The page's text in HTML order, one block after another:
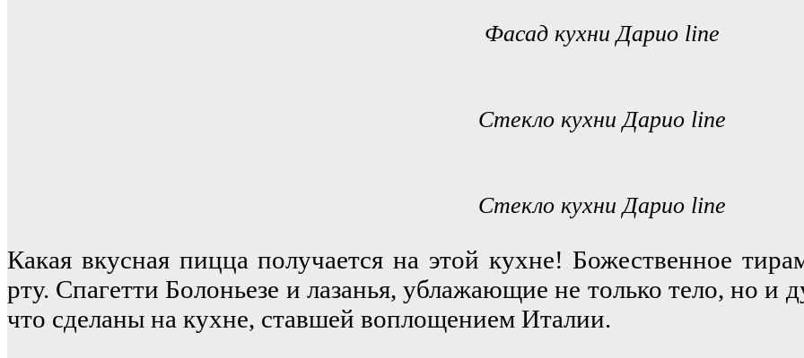
Фасад кухни Дарио line
Стекло кухни Дарио line
Стекло кухни Дарио line
Какая вкусная пицца получается на этой кухне! Божественное
рту. Спагетти Болоньезе и лазанья, ублажающие не только тело, но
что сделаны на кухне, ставшей воплощением Италии.